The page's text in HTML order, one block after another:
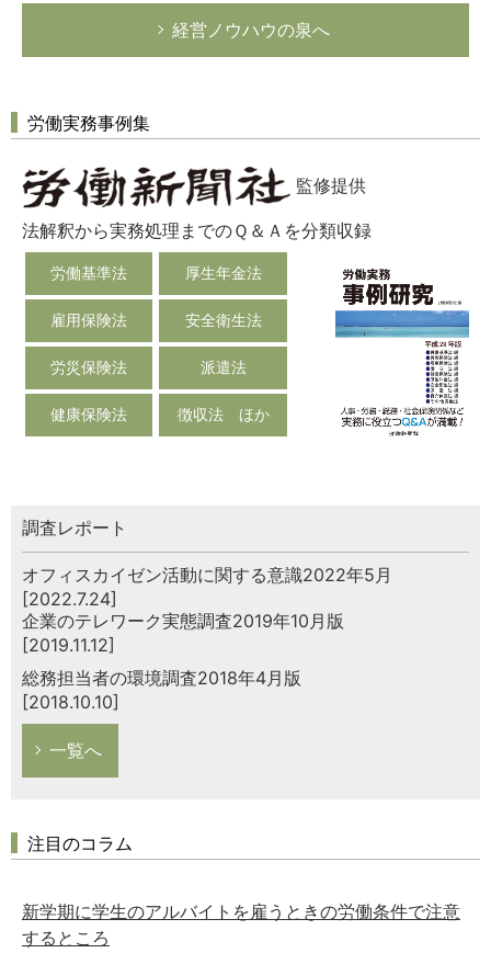
経営ノウハウの泉へ
労働実務事例集
監修提供
法解釈から実務処理までのＱ＆Ａを分類収録
労働基準法 厚生年金法
雇用保険法 安全衛生法
労災保険法 派遣法
健康保険法 徴収法 ほか
調査レポート
オフィスカイゼン活動に関する意識2022年5月
[2022.7.24]
企業のテレワーク実態調査2019年10月版
[2019.11.12]
総務担当者の環境調査2018年4月版
[2018.10.10]
一覧へ
注目のコラム
新学期に学生のアルバイトを雇うときの労働条件で注意
するところ